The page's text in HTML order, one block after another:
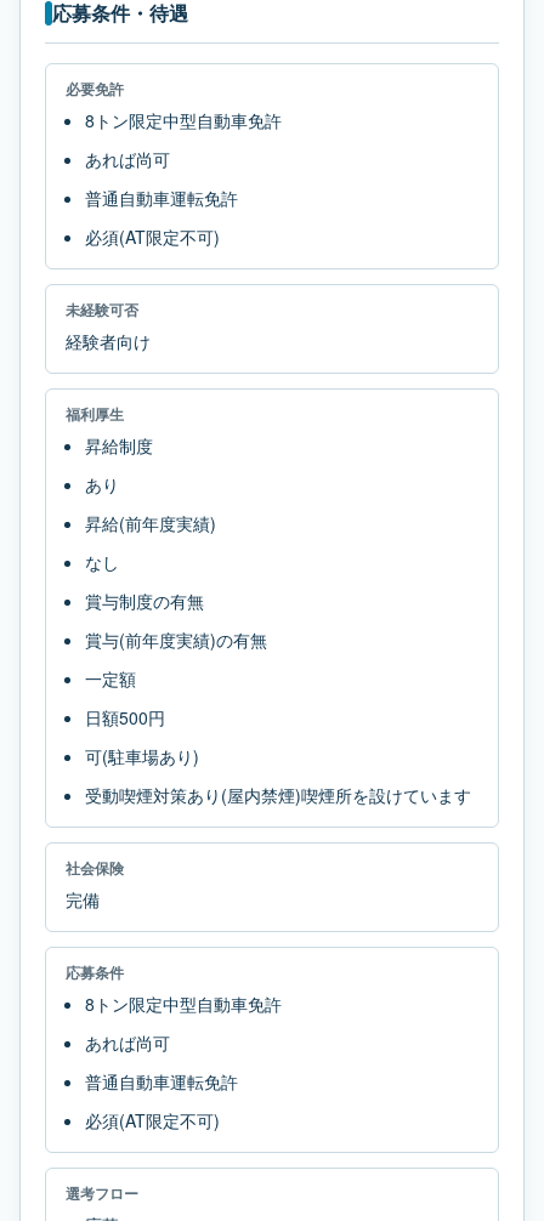
応募条件・待遇
必要免許
8トン限定中型自動車免許
あれば尚可
普通自動車運転免許
必須(AT限定不可)
未経験可否
経験者向け
福利厚生
昇給制度
あり
昇給(前年度実績)
なし
賞与制度の有無
賞与(前年度実績)の有無
一定額
日額500円
可(駐車場あり)
受動喫煙対策あり(屋内禁煙)喫煙所を設けています
社会保険
完備
応募条件
8トン限定中型自動車免許
あれば尚可
普通自動車運転免許
必須(AT限定不可)
選考フロー